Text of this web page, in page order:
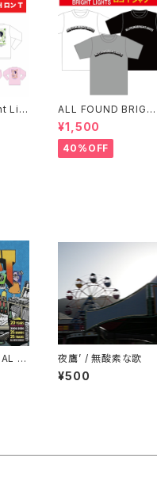
Lig
ALL FOUND BRIGHT
LIGHTS LOGO T-SH
IRTS
¥1,500
40%OFF
B
夜鷹’ / 無酸素な歌
¥500